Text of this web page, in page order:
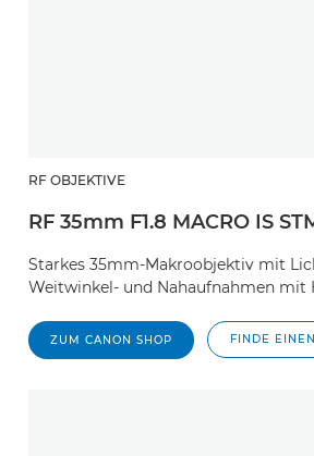
RF OBJEKTIVE
RF 35mm F1.8 MACRO IS
Starkes 35mm-Makroobjektiv mit
Weitwinkel- und Nahaufnahmen mit
ZUM CANON SHOP FINDE